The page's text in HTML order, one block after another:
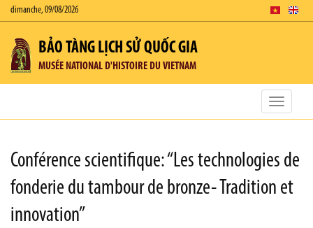
dimanche, 09/08/2026
BẢO TÀNG LỊCH SỬ QUỐC GIA
MUSÉE NATIONAL D'HISTOIRE DU VIETNAM
Toggle
Conférence scientifique: “Les technologies de
fonderie du tambour de bronze- Tradition et
innovation”